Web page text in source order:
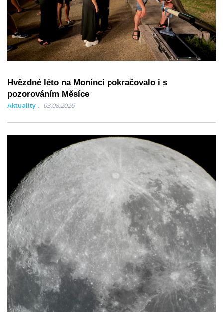
Hvězdné léto na Monínci pokračovalo i s
pozorováním Měsíce
Aktuality 03.08.2026